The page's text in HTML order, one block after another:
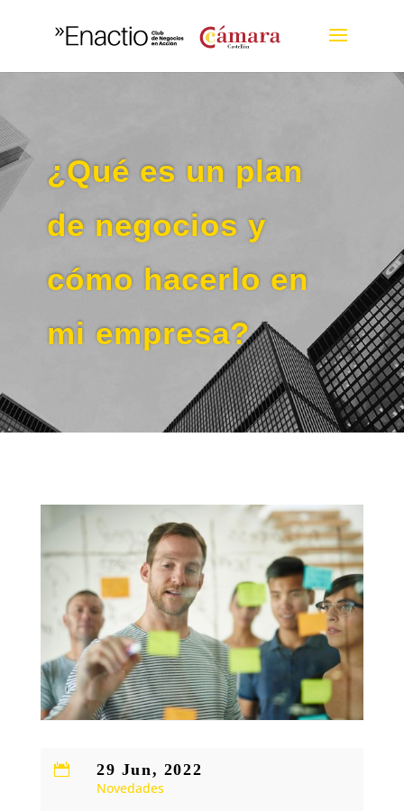
¿Qué es un plan
de negocios y
cómo hacerlo en
mi empresa?
 29 Jun, 2022
Novedades